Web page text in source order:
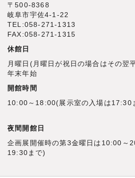
〒500‐8368
岐阜市宇佐4‐1‐22
TEL:058-271-1313
FAX:058-271-1315
休館日
月曜日(月曜日が祝日の場合はその翌
年末年始
開館時間
10:00～18:00(展示室の入場は17:30
夜間開館日
企画展開催時の第3金曜日は10:00～
19:30まで)